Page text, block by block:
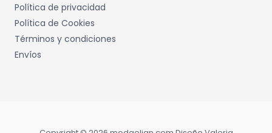
Política de privacidad
Política de Cookies
Términos y condiciones
Envíos